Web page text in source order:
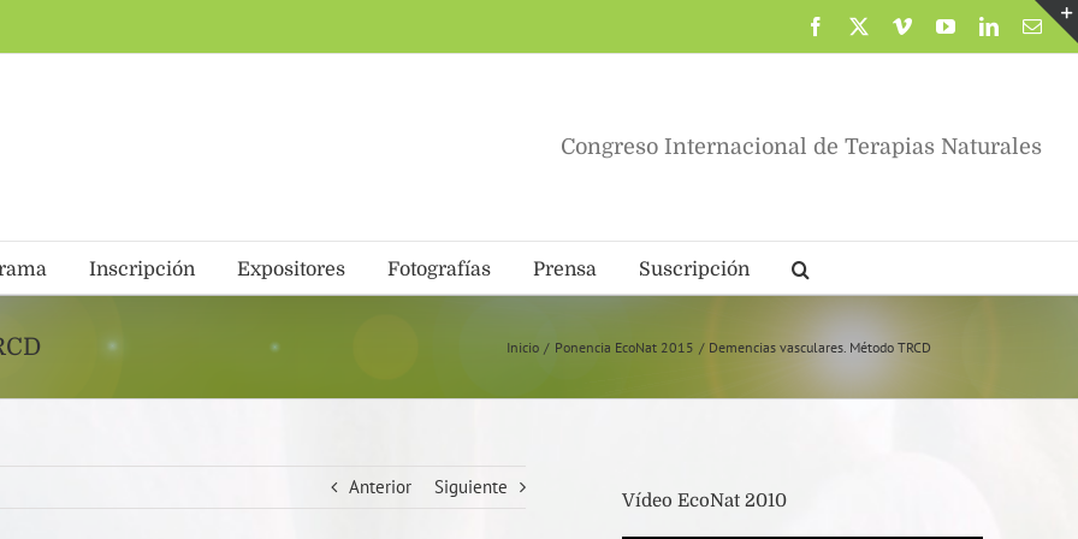
Facebook VimeoYouTubeLinkedIn
Congreso Internacional de Terapias Naturales
Inscripción Expositores Fotografías Prensa Suscripción
Inicio Ponencia EcoNat 2015 Demencias vasculares. Método TRCD
Anterior Siguiente
Vídeo EcoNat 2010